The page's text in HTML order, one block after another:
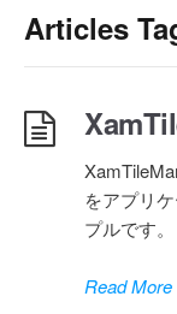
Articles
をアプリ
プルです。
Read More